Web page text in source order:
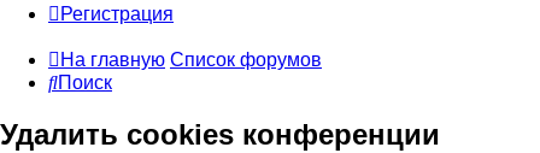
Регистрация
На главную Список форумов
Поиск
Удалить cookies конференции